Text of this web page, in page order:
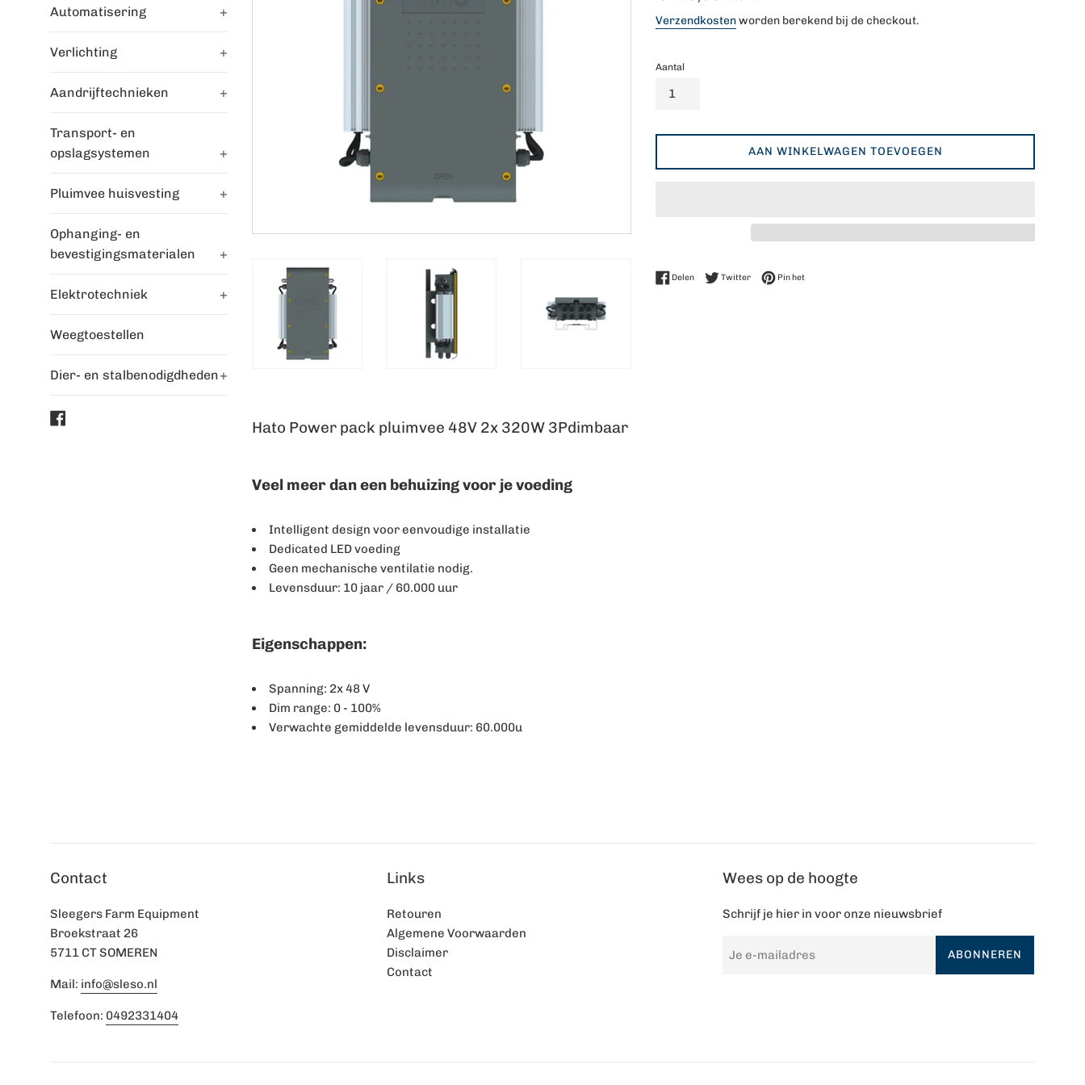
Automatisering +
Verlichting +
Aandrijftechnieken +
Transport- en
opslagsystemen
+
Pluimvee huisvesting +
Ophanging- en
bevestigingsmaterialen
+
Elektrotechniek +
Weegtoestellen
Dier- en stalbenodigdheden+
Verzendkostenworden berekend bij de checkout.
Aantal
AAN WINKELWAGEN TOEVOEGEN
DelenDelen op Facebook
TwitterTwitteren op Twitter
Pin hetPinnen op Pinterest
Hato Power pack pluimvee 48V 2x 320W 3Pdimbaar
Veel meer dan een behuizing voor je voeding
Intelligent design voor eenvoudige installatie
Dedicated LED voeding
Geen mechanische ventilatie nodig.
Levensduur: 10 jaar / 60.000 uur
Eigenschappen:
Spanning: 2x 48 V
Dim range: 0 - 100%
Verwachte gemiddelde levensduur: 60.000u
Contact
Sleegers Farm Equipment
Broekstraat 26
5711 CT SOMEREN
Mail: info@sleso.nl
Telefoon: 0492331404
Links
Retouren
Algemene Voorwaarden
Disclaimer
Contact
Wees op de hoogte
Schrijf je hier in voor onze nieuwsbrief
ABONNEREN